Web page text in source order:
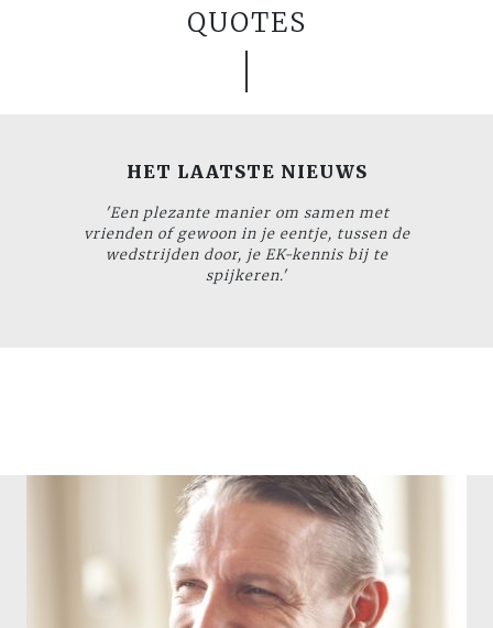
QUOTES
HET LAATSTE NIEUWS
'Een plezante manier om samen met
vrienden of gewoon in je eentje, tussen de
wedstrijden door, je EK-kennis bij te
spijkeren.'